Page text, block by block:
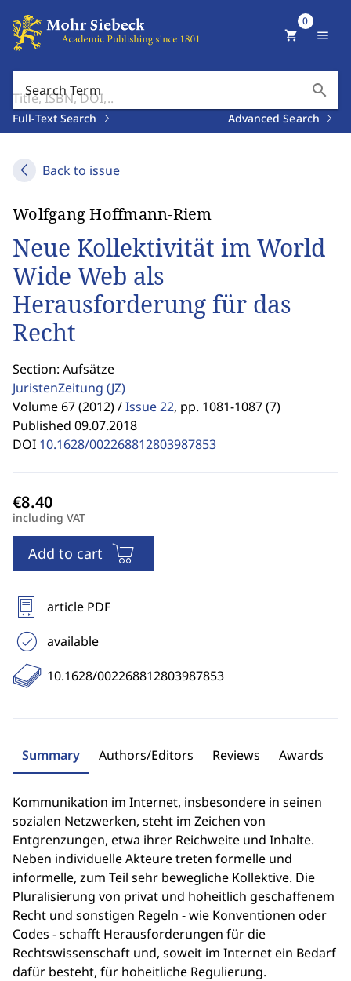
Search Term search
Full-Text Search Advanced Search
shopping_cart
0
menu
Back to issue
Wolfgang Hoffmann-Riem
Neue Kollektivität im World
Wide Web als
Herausforderung für das
Recht
Section: Aufsätze
JuristenZeitung (JZ)
Volume 67 (2012) /Issue 22, pp. 1081-1087 (7)
Published 09.07.2018
DOI 10.1628/002268812803987853
including VAT
Add to cart
article PDF
available
10.1628/002268812803987853
Summary Authors/Editors Reviews Awards
Kommunikation im Internet, insbesondere in seinen
sozialen Netzwerken, steht im Zeichen von
Entgrenzungen, etwa ihrer Reichweite und Inhalte.
Neben individuelle Akteure treten formelle und
informelle, zum Teil sehr bewegliche Kollektive. Die
Pluralisierung von privat und hoheitlich geschaffenem
Recht und sonstigen Regeln - wie Konventionen oder
Codes - schafft Herausforderungen für die
Rechtswissenschaft und, soweit im Internet ein Bedarf
dafür besteht, für hoheitliche Regulierung.